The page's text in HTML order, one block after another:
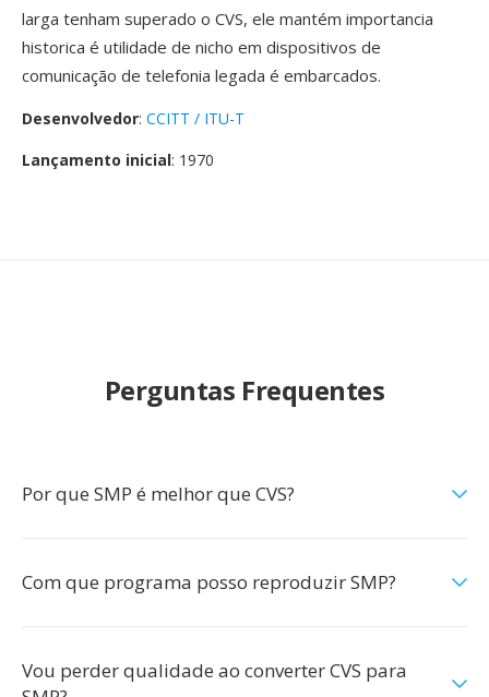
larga tenham superado o CVS, ele mantém importancia
historica é utilidade de nicho em dispositivos de
comunicação de telefonia legada é embarcados.
Desenvolvedor: CCITT / ITU-T
Lançamento inicial: 1970
Perguntas Frequentes
Por que SMP é melhor que CVS?
Com que programa posso reproduzir SMP?
Vou perder qualidade ao converter CVS para